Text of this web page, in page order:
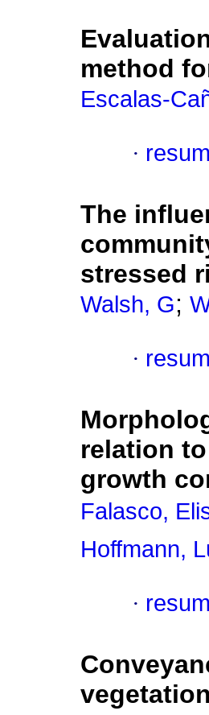
method
Escalas-
·
The
stressed
Walsh, G;
·
relation
growth
Falasco,
Hoffmann,
·
vegetation